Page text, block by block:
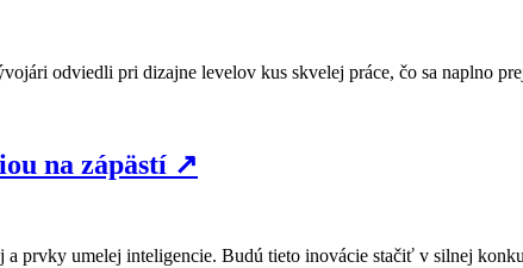
odviedli pri dizajne levelov kus skvelej práce, čo sa naplno
na zápästí ↗
prvky umelej inteligencie. Budú tieto inovácie stačiť v silnej